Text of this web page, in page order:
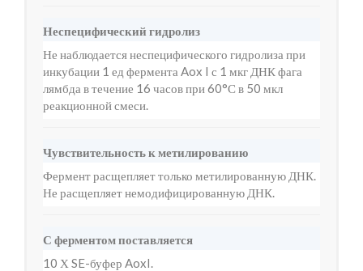
Неспецифический гидролиз
Не наблюдается неспецифического гидролиза при
инкубации 1 ед фермента Aox I с 1 мкг ДНК фага
лямбда в течение 16 часов при 60°С в 50 мкл
реакционной смеси.
Чувствительность к метилированию
Фермент расщепляет только метилированную ДНК.
Не расщепляет немодифицированную ДНК.
С ферментом поставляется
10 Х SE-буфер AoxI.